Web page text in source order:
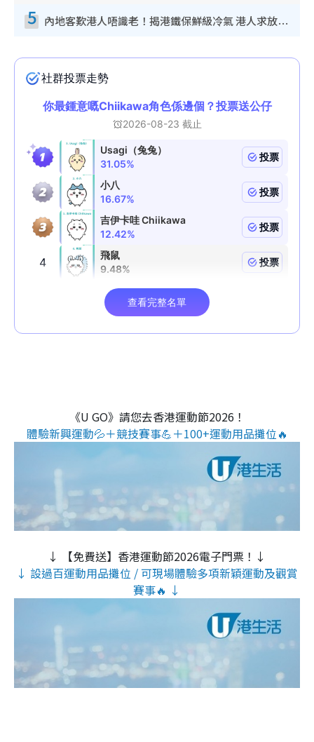
5 內地客歎港人唔識老！揭港鐵保鮮級冷氣 港人求放過：咪投訴
《U GO》請您去香港運動節2026！
體驗新興運動💦＋競技賽事💪＋100+運動用品攤位🔥
↓ 【免費送】香港運動節2026電子門票！↓
↓ 設過百運動用品攤位 / 可現場體驗多項新穎運動及觀賞
賽事🔥 ↓